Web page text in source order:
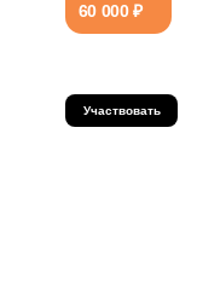
Участвовать
60 000 ₽